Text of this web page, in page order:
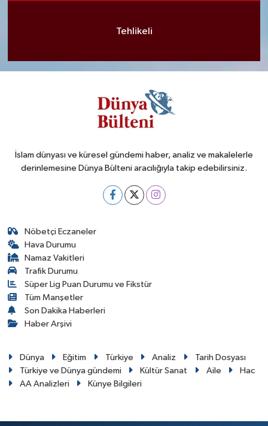
Tehlikeli
İslam dünyası ve küresel gündemi haber, analiz ve makalelerle
derinlemesine Dünya Bülteni aracılığıyla takip edebilirsiniz.
Nöbetçi Eczaneler
Hava Durumu
Namaz Vakitleri
Trafik Durumu
Süper Lig Puan Durumu ve Fikstür
Tüm Manşetler
Son Dakika Haberleri
Haber Arşivi
Dünya Eğitim Türkiye Analiz
Tarih Dosyası
Türkiye ve Dünya gündemi
Kültür Sanat Aile
Hac
AA Analizleri
Künye Bilgileri